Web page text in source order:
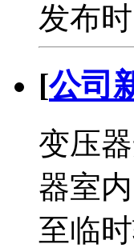
发布
[公司
变压
器室
至临